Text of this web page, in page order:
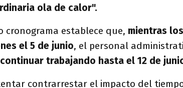
ola de calor".
cronograma establece que, mientras
el 5 de junio, el personal
trabajando hasta el 12 de
contrarrestar el impacto del